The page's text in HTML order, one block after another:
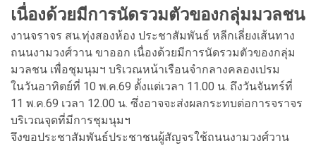
เนื่องด้วยมีการนัดรวมตัวของกลุ่มมวลชน
งานจราจร สน.ทุ่งสองห้อง ประชาสัมพันธ์ หลีกเลี่ยงเส้นทาง
ถนนงามวงศ์วาน ขาออก เนื่องด้วยมีการนัดรวมตัวของกลุ่ม
มวลชน เพื่อชุมนุมฯ บริเวณหน้าเรือนจำกลางคลองเปรม
ในวันอาทิตย์ที่ 10 พ.ค.69 ตั้งแต่เวลา 11.00 น. ถึงวันจันทร์ที่
11 พ.ค.69 เวลา 12.00 น. ซึ่งอาจจะส่งผลกระทบต่อการจราจร
บริเวณจุดที่มีการชุมนุมฯ
จึงขอประชาสัมพันธ์ประชาชนผู้สัญจรใช้ถนนงามวงศ์วาน